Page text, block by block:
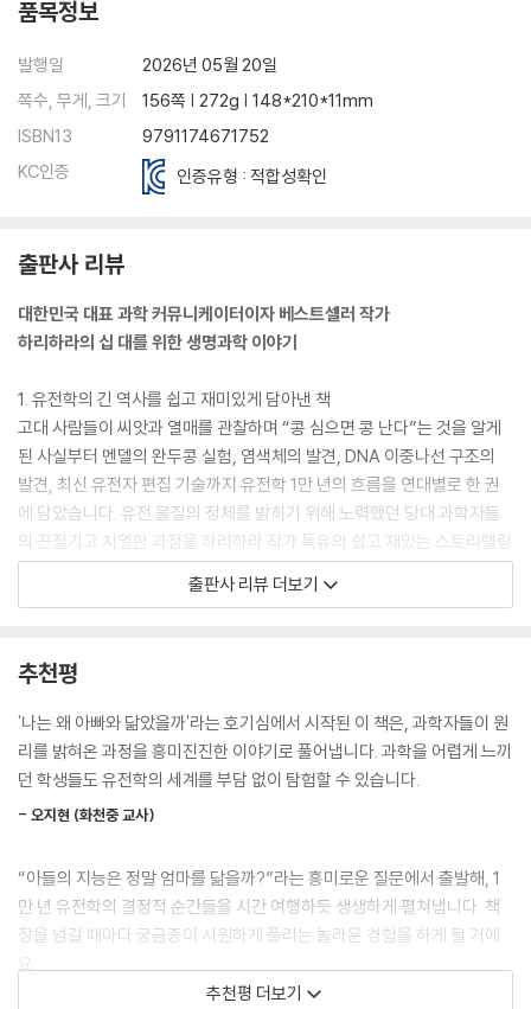
품목정보
발행일
2026년 05월 20일
쪽수, 무게, 크기
156쪽 | 272g | 148*210*11mm
ISBN13
9791174671752
KC인증
인증유형 : 적합성확인
출판사 리뷰
대한민국 대표 과학 커뮤니케이터이자 베스트셀러 작가
하리하라의 십 대를 위한 생명과학 이야기
1. 유전학의 긴 역사를 쉽고 재미있게 담아낸 책
고대 사람들이 씨앗과 열매를 관찰하며 “콩 심으면 콩 난다”는 것을 알게
된 사실부터 멘델의 완두콩 실험, 염색체의 발견, DNA 이중나선 구조의
발견, 최신 유전자 편집 기술까지 유전학 1만 년의 흐름을 연대별로 한 권
에 담았습니다. 유전 물질의 정체를 밝히기 위해 노력했던 당대 과학자들
의 끈질기고 치열한 과정을 하리하라 작가 특유의 쉽고 재밌는 스토리텔링
으로 읽을 수 있습니다.
질문을 통해 유전과 생명의 원리를 자연스럽게 이해할 수 있도록 구성했습
니다. 연대기순으로 삽화와 함께 청소년 눈높이에 딱 맞게 풀어내어 평소
과학이 어렵다고 느꼈던 아이들도 술술 읽을 수 있습니다. 또한, 꼭지마다
‘탐구 노트’와 ‘과학 토론’ 코너를 두어, 미래 과학 기술에 대한 윤리적 이슈
어릴 적 누구나 생각해 보았을 만한 호기심(“나는 왜 엄마 아빠를 닮았을
까?”)에서 시작해 고등학교 통합과학 및 생명과학의 핵심 개념(DNA 이
중나선, 뉴클레오타이드)까지 유기적으로 연결했습니다. 또한, 유전자 기
술이 앞으로 우리의 삶과 미래를 어떻게 바꿔 갈지 살펴보며 생명과학, 의
학, 바이오 분야에 대한 진로 독서에도 도움이 됩니다. 중고등 교사 30명
출판사 리뷰 더보기
추천평
'나는 왜 아빠와 닮았을까'라는 호기심에서 시작된 이 책은, 과학자들이 원
리를 밝혀온 과정을 흥미진진한 이야기로 풀어냅니다. 과학을 어렵게 느끼
던 학생들도 유전학의 세계를 부담 없이 탐험할 수 있습니다.
- 오지현 (화천중 교사)
“아들의 지능은 정말 엄마를 닮을까?”라는 흥미로운 질문에서 출발해, 1
만 년 유전학의 결정적 순간들을 시간 여행하듯 생생하게 펼쳐냅니다. 책
장을 넘길 때마다 궁금증이 시원하게 풀리는 놀라운 경험을 하게 될 거예
추천평 더보기